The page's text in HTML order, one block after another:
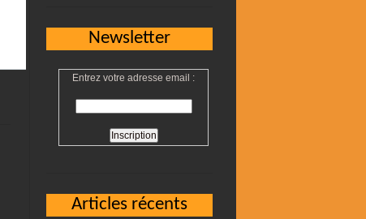
Newsletter
Entrez votre adresse email :
Articles récents